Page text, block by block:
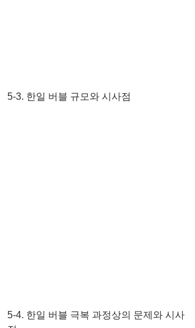
5-3. 한일 버블 규모와 시사점
5-4. 한일 버블 극복 과정상의 문제와 시사